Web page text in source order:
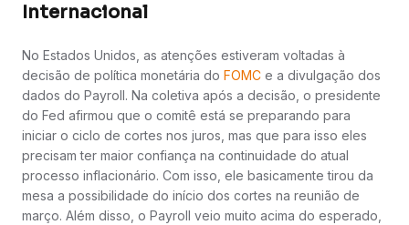
Internacional
No Estados Unidos, as atenções estiveram voltadas à
decisão de política monetária do FOMC e a divulgação dos
dados do Payroll. Na coletiva após a decisão, o presidente
do Fed afirmou que o comitê está se preparando para
iniciar o ciclo de cortes nos juros, mas que para isso eles
precisam ter maior confiança na continuidade do atual
processo inflacionário. Com isso, ele basicamente tirou da
mesa a possibilidade do início dos cortes na reunião de
março. Além disso, o Payroll veio muito acima do esperado,